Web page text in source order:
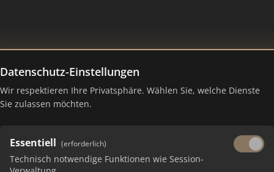
Datenschutz-Einstellungen
Wir respektieren Ihre Privatsphäre. Wählen Sie, welche Dienste
Sie zulassen möchten.
Essentiell (erforderlich)
Technisch notwendige Funktionen wie Session-
Juli 2026